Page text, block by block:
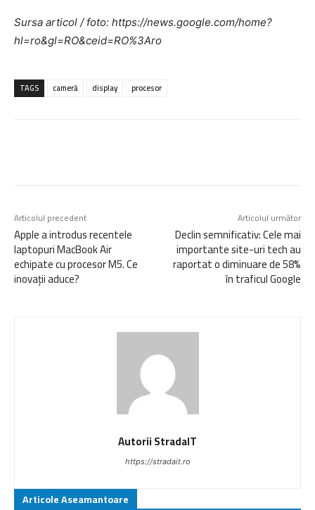
Sursa articol / foto: https://news.google.com/home?
hl=ro&gl=RO&ceid=RO%3Aro
TAGS cameră display procesor
Articolul precedent
Apple a introdus recentele
laptopuri MacBook Air
echipate cu procesor M5. Ce
inovații aduce?
Articolul următor
Declin semnificativ: Cele mai
importante site-uri tech au
raportat o diminuare de 58%
în traficul Google
Autorii StradaIT
https://stradait.ro
Articole Aseamantoare